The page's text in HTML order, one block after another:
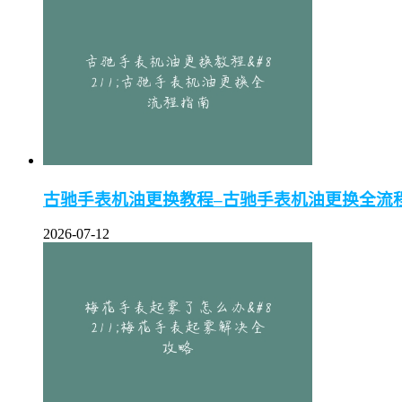
古驰手表机油更换教程–古驰手表机油更换全流
2026-07-12